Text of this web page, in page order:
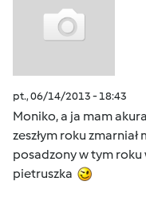
pt., 06/14/2013 - 18:43
Moniko, a ja mam
zeszłym roku zmarniał
posadzony w tym
pietruszka